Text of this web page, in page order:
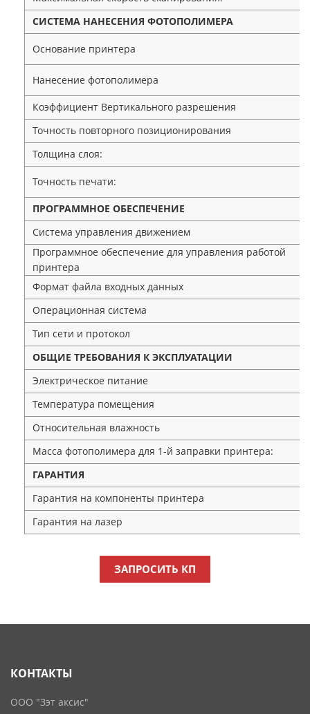
СИСТЕМА НАНЕСЕНИЯ ФОТОПОЛИМЕРА
Основание принтера
Нанесение фотополимера
Коэффициент Вертикального разрешения
Точность повторного позиционирования
Толщина слоя:
Точность печати:
ПРОГРАММНОЕ ОБЕСПЕЧЕНИЕ
Система управления движением
Программное обеспечение для управления работой
принтера
Формат файла входных данных
Операционная система
Тип сети и протокол
ОБЩИЕ ТРЕБОВАНИЯ К ЭКСПЛУАТАЦИИ
Электрическое питание
Температура помещения
Относительная влажность
Масса фотополимера для 1-й заправки принтера:
ГАРАНТИЯ
Гарантия на компоненты принтера
Гарантия на лазер
ЗАПРОСИТЬ КП
КОНТАКТЫ
ООО "Зэт аксис"